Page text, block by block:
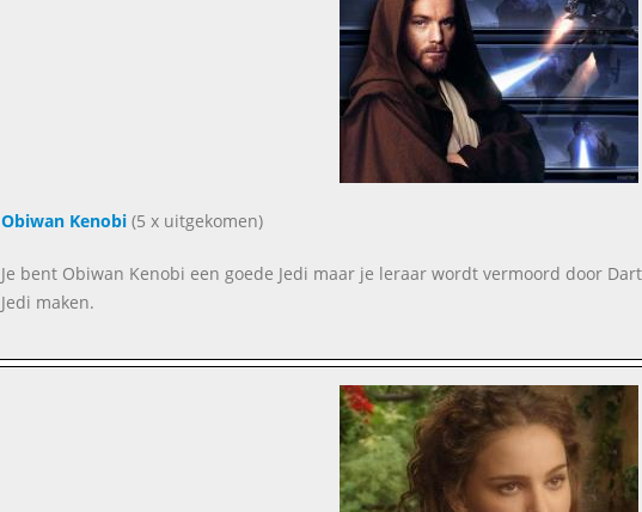
Obiwan Kenobi(5 x uitgekomen)
Je bent Obiwan Kenobi een goede Jedi maar je leraar wordt vermoord door
Jedi maken.